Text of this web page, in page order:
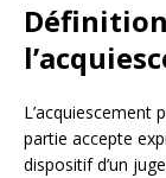
L’acquiescement
partie accepte
dispositif d’un